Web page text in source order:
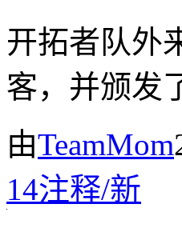
开拓者队外
客，并颁发
由TeamMom
14注释/新